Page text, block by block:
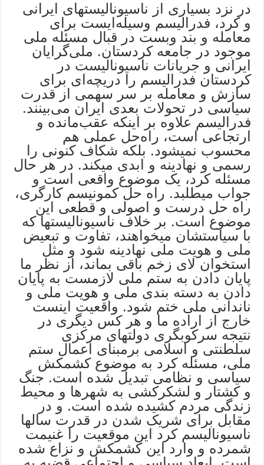
در نزد بسیاری از ناسیونالیستهای ایرانى
و کرد، فدرالیسم وسیله‌ایست برای
معامله و بند وبست در قبال مسئله ملى
موجود در جامعه کردستان. ملى‌گرایان
ایرانى و جریانات ناسیونالیست در
کردستان فدرالیسم را دریچه‌ای برای
سازش و معامله بر سر سهمى از قدرت
سیاسی در تحولات بعدی ایران مى‌بینند.
فدرالیسم علاوه بر اینکه عقب‌مانده و
ارتجاعی است، راه‌حل عملى هم
محسوب نمیشود. بلکه شکاف کنونى را
رسمى و نهادینه و ابدی میکند. در هر حال
مسئله کرد، یک موضوع واقعى است و
جواب میطلبد. راه ‌حل کمونیسم کارگری،
راه ‌حل درست و اصولى و قطعى این
موضوع است. بر خلاف ناسیونالیستها که
با سیاستشان میخواهند، تفاوت و تبعیض
ملى و هویت ملى نهادینه شود و مثل
استخوان لای زخم باقى بماند، از نظر ما
پایان دادن به ستم ملى لازمست به پایان
دادن به دسته ‌بندی ملى و هویت ملى و
ناندانى ملى ختم شود. واقعیت اینست
خارج از اراده ما و هر کس دیگری در
نتیجه سرکوبگری دولتهای مرکزی
سلطنتى و اسلامى برمبنای اعمال ستم
ملی، مسئله کرد به موضوع کشمکش
سیاسى و نظامى تبدیل شده ‌است. جنگ
و کشتار و لشکرکشى به شهرها و محیط
زندگى مردم کشیده شده است. و در
مقابل برای شریک شدن در قدرت سالها
ناسیونالیسم کرد این موقعیت را غنیمت
شمرده و وارد این کشمکش و نزاع شده